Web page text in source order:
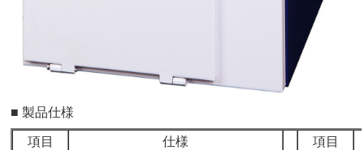
■ 製品仕様
項目 仕様
項目